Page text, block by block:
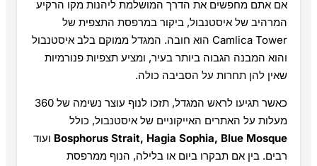
אם אתם מחפשים את הדרך המושלמת ליהנות מקו הרקיע
המרהיב של איסטנבול, ביקור במרפסת התצפית של
Camlica Tower הוא חובה. המגדל ממוקם בלב איסטנבול
והוא המבנה הגבוה ביותר בעיר, ומציע תצפיות פנורמיות
שאין להן תחרות על הסביבה כולה.
כאשר תגיעו לראש המגדל, תזכו לנוף עוצר נשימה של 360
מעלות על האתרים האייקוניים של איסטנבול, כולל
Bosphorus Strait, Hagia Sophia, Blue Mosque ועוד
רבים. בין אם תבקרו ביום או בלילה, הנוף ממרפסת